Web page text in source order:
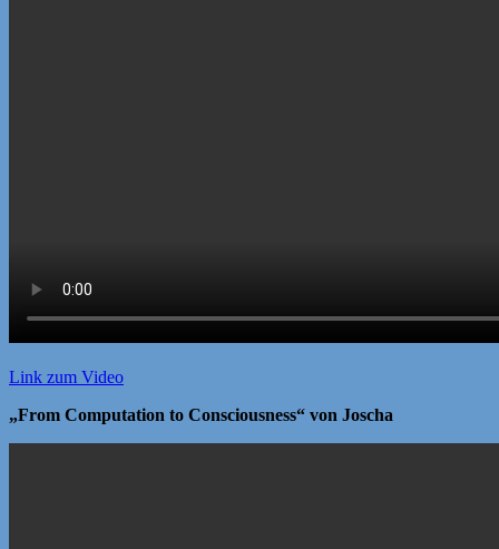
Link zum Video
„From Computation to Consciousness“ von Joscha